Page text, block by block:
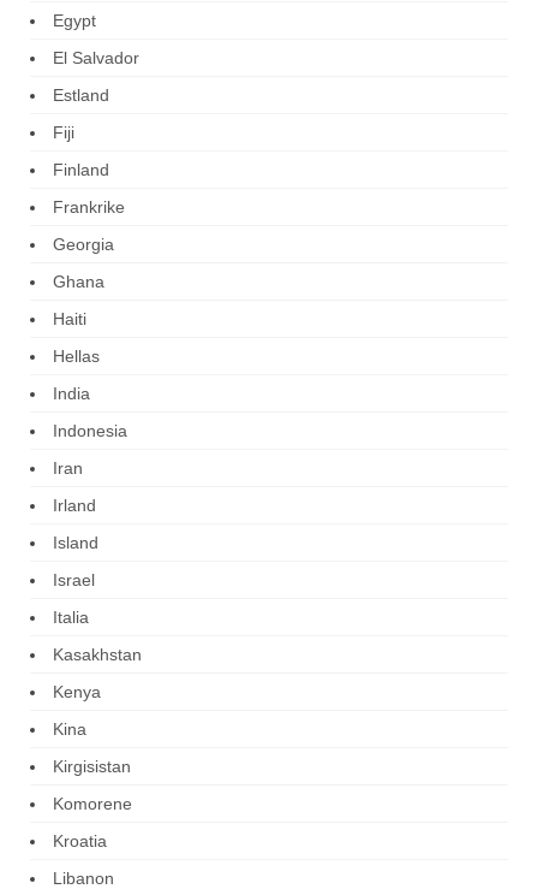
Egypt
El Salvador
Estland
Fiji
Finland
Frankrike
Georgia
Ghana
Haiti
Hellas
India
Indonesia
Iran
Irland
Island
Israel
Italia
Kasakhstan
Kenya
Kina
Kirgisistan
Komorene
Kroatia
Libanon